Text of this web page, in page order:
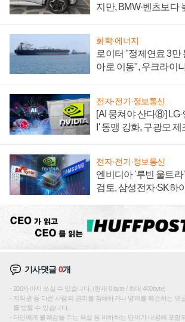
지만, BMW·벤츠보다
화학·에너지
로이터 "정제연료 3만
아로 이동", 우크라이
전자·전기·정보통신
[AI 뭉쳐야 산다⑧]
I' 동맹 강화, 구광모 제
전자·전기·정보통신
엔비디아 '루빈 울트
검토, 삼성전자·SK하
기사댓글0개
200자까지 쓰실 수 있습니다. (현재 0 byte / 최대 400byte)
저작권 등 다른 사람의 권리를 침해하거나 명예를 훼손하는 댓
를 받을 수 있습니다.
타인에게 불쾌감을 주는 욕설 등 비하하는 단어가 내용에 포함